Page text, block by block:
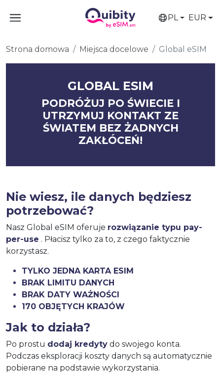
PL EUR
Strona domowa Miejsca docelowe Global eSIM
GLOBAL ESIM
PODRÓŻUJ PO ŚWIECIE I
UTRZYMUJ KONTAKT ZE
ŚWIATEM BEZ ŻADNYCH
ZAKŁÓCEŃ!
Nie wiesz, ile danych będziesz
potrzebować?
Nasz Global eSIM oferuje rozwiązanie typu pay-
per-use . Płacisz tylko za to, z czego faktycznie
korzystasz.
TYLKO JEDNA KARTA ESIM
BRAK LIMITU DANYCH
BRAK DATY WAŻNOŚCI
170 OBJĘTYCH KRAJÓW
Jak to działa?
Po prostu dodaj kredyty do swojego konta.
Podczas eksploracji koszty danych są automatycznie
pobierane na podstawie wykorzystania.